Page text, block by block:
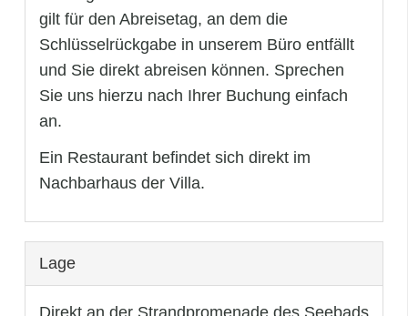
gilt für den Abreisetag, an dem die
Schlüsselrückgabe in unserem Büro entfällt
und Sie direkt abreisen können. Sprechen
Sie uns hierzu nach Ihrer Buchung einfach
an.
Ein Restaurant befindet sich direkt im
Nachbarhaus der Villa.
Lage
Direkt an der Strandpromenade des Seebads